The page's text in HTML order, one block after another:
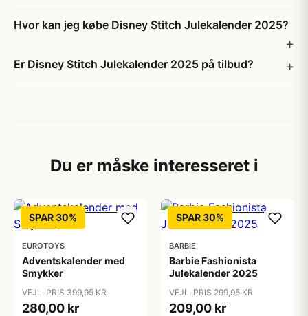
Hvor kan jeg købe Disney Stitch Julekalender 2025?
Er Disney Stitch Julekalender 2025 på tilbud?
Du er måske interesseret i
SPAR 30%
EUROTOYS
Adventskalender med
Smykker
VEJL. PRIS 399,95 KR
280,00 kr
SPAR 30%
BARBIE
Barbie Fashionista
Julekalender 2025
VEJL. PRIS 299,95 KR
209,00 kr